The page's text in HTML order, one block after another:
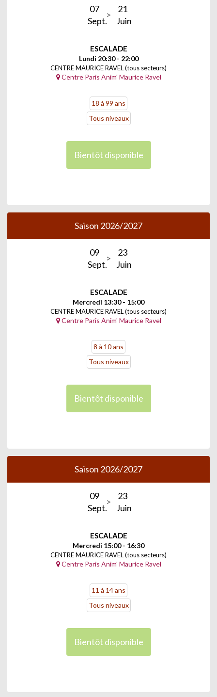
07
Sept.
21
Juin
ESCALADE
Lundi 20:30 - 22:00
CENTRE MAURICE RAVEL (tous secteurs)
Centre Paris Anim' Maurice Ravel
18 à 99 ans
Tous niveaux
Bientôt disponible
Saison 2026/2027
09
Sept.
23
Juin
ESCALADE
Mercredi 13:30 - 15:00
CENTRE MAURICE RAVEL (tous secteurs)
Centre Paris Anim' Maurice Ravel
8 à 10 ans
Tous niveaux
Bientôt disponible
Saison 2026/2027
09
Sept.
23
Juin
ESCALADE
Mercredi 15:00 - 16:30
CENTRE MAURICE RAVEL (tous secteurs)
Centre Paris Anim' Maurice Ravel
11 à 14 ans
Tous niveaux
Bientôt disponible